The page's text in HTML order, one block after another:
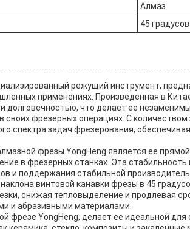
Алмаз
45 градусов
режущий инструмент,
применениях. Произведенная в
долговечностью, что делает ее
фрезерных операциях. С количеством
спектра задач фрезерования, обеспечивая
фрезы YongHeng является ее
в фрезерных станках. Эта
и поддержания стабильной
винтовой канавки фрезы в 45
снижая тепловыделение и продлевая
и абразивными материалами.
фрезе YongHeng, делает ее идеальной для